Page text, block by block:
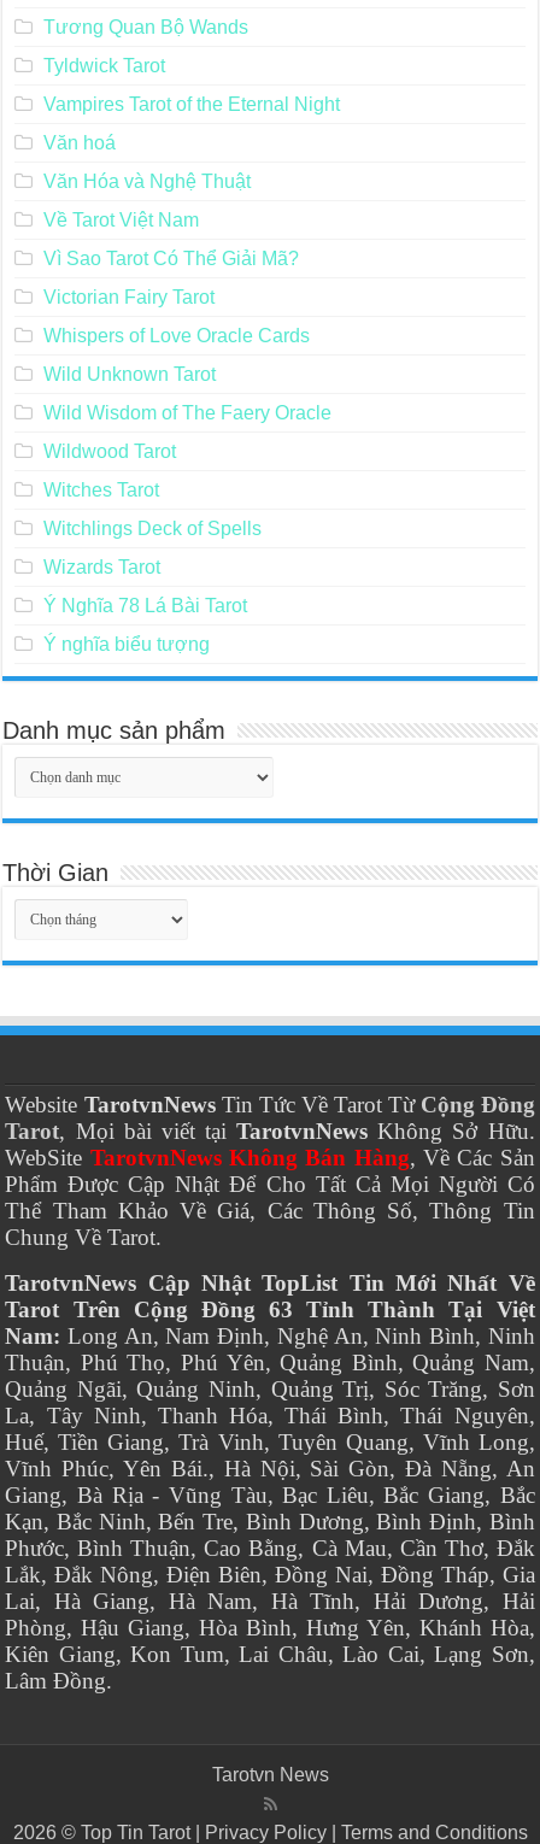
Tương Quan Bộ Wands
Tyldwick Tarot
Vampires Tarot of the Eternal Night
Văn hoá
Văn Hóa và Nghệ Thuật
Về Tarot Việt Nam
Vì Sao Tarot Có Thể Giải Mã?
Victorian Fairy Tarot
Whispers of Love Oracle Cards
Wild Unknown Tarot
Wild Wisdom of The Faery Oracle
Wildwood Tarot
Witches Tarot
Witchlings Deck of Spells
Wizards Tarot
Ý Nghĩa 78 Lá Bài Tarot
Ý nghĩa biểu tượng
Danh mục sản phẩm
Thời Gian
Thời
Gian
Website TarotvnNewsTin Tức Về Tarot Từ Cộng Đồng
Tarot, Mọi bài viết tạiTarotvnNews Không Sở Hữu.
WebSite TarotvnNews Không Bán Hàng, Về Các Sản
Phẩm Được Cập Nhật Để Cho Tất Cả Mọi Người Có
Thể Tham Khảo Về Giá, Các Thông Số, Thông Tin
Chung Về Tarot.
TarotvnNews Cập Nhật TopList Tin Mới Nhất Về
Tarot Trên Cộng Đồng 63 Tỉnh Thành Tại Việt
Nam: Long An, Nam Định, Nghệ An, Ninh Bình, Ninh
Thuận, Phú Thọ, Phú Yên, Quảng Bình, Quảng Nam,
Quảng Ngãi, Quảng Ninh, Quảng Trị, Sóc Trăng, Sơn
La, Tây Ninh, Thanh Hóa, Thái Bình, Thái Nguyên,
Huế, Tiền Giang, Trà Vinh, Tuyên Quang, Vĩnh Long,
Vĩnh Phúc, Yên Bái., Hà Nội, Sài Gòn, Đà Nẵng, An
Giang, Bà Rịa - Vũng Tàu, Bạc Liêu, Bắc Giang, Bắc
Kạn, Bắc Ninh, Bến Tre, Bình Dương, Bình Định, Bình
Phước, Bình Thuận, Cao Bằng, Cà Mau, Cần Thơ, Đắk
Lắk, Đắk Nông, Điện Biên, Đồng Nai, Đồng Tháp, Gia
Lai, Hà Giang, Hà Nam, Hà Tĩnh, Hải Dương, Hải
Phòng, Hậu Giang, Hòa Bình, Hưng Yên, Khánh Hòa,
Kiên Giang, Kon Tum, Lai Châu, Lào Cai, Lạng Sơn,
Lâm Đồng.
Tarotvn News
2026 © Top Tin Tarot | Privacy Policy| Terms and Conditions